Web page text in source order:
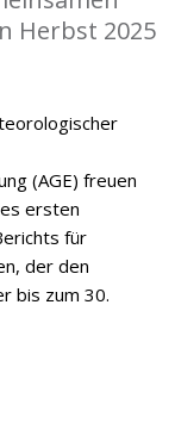
Herbst 2025
(AGE) freuen
ersten
für
der den
bis zum 30.